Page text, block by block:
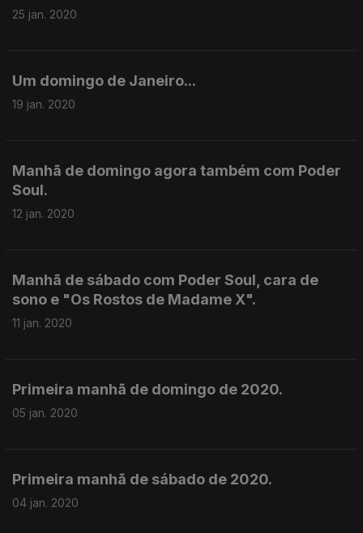
25 jan. 2020
Um domingo de Janeiro...
19 jan. 2020
Manhã de domingo agora também com Poder
Soul.
12 jan. 2020
Manhã de sábado com Poder Soul, cara de
sono e "Os Rostos de Madame X".
11 jan. 2020
Primeira manhã de domingo de 2020.
05 jan. 2020
Primeira manhã de sábado de 2020.
04 jan. 2020